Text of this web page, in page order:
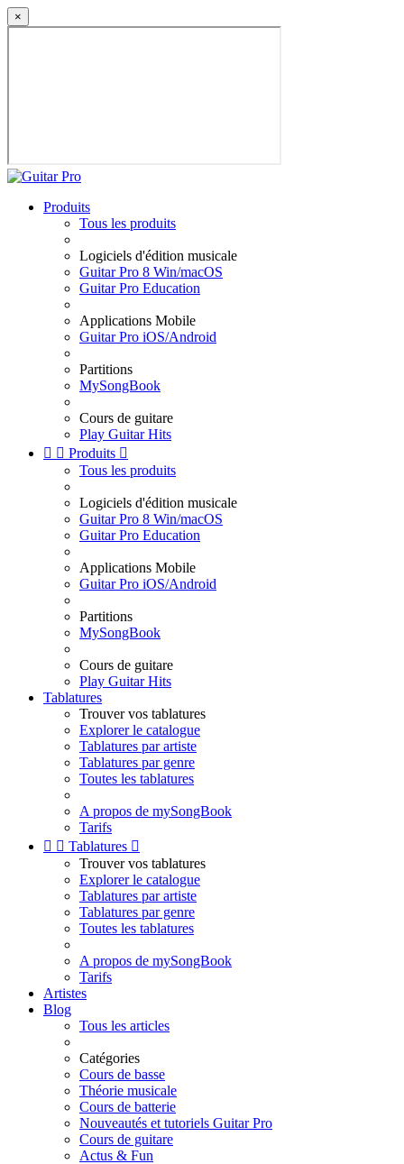
×
Produits
Tous les produits
Logiciels d'édition musicale
Guitar Pro 8 Win/macOS
Guitar Pro Education
Applications Mobile
Guitar Pro iOS/Android
Partitions
MySongBook
Cours de guitare
Play Guitar Hits
  Produits 
Tous les produits
Logiciels d'édition musicale
Guitar Pro 8 Win/macOS
Guitar Pro Education
Applications Mobile
Guitar Pro iOS/Android
Partitions
MySongBook
Cours de guitare
Play Guitar Hits
Tablatures
Trouver vos tablatures
Explorer le catalogue
Tablatures par artiste
Tablatures par genre
Toutes les tablatures
A propos de mySongBook
Tarifs
  Tablatures 
Trouver vos tablatures
Explorer le catalogue
Tablatures par artiste
Tablatures par genre
Toutes les tablatures
A propos de mySongBook
Tarifs
Artistes
Blog
Tous les articles
Catégories
Cours de basse
Théorie musicale
Cours de batterie
Nouveautés et tutoriels Guitar Pro
Cours de guitare
Actus & Fun